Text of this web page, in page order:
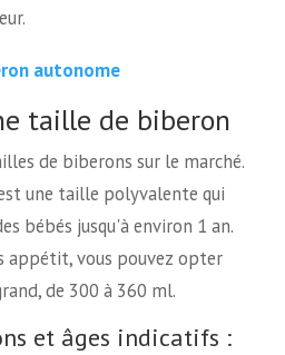
autonome
taille de biberon
de biberons sur le marché.
une taille polyvalente qui
bébés jusqu'à environ 1 an.
appétit, vous pouvez opter
de 300 à 360 ml.
et âges indicatifs :